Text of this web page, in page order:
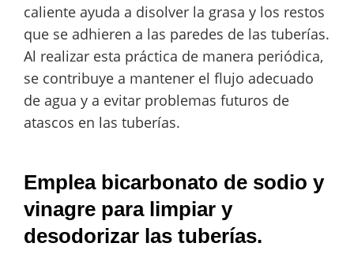
caliente ayuda a disolver la grasa y los restos
que se adhieren a las paredes de las tuberías.
Al realizar esta práctica de manera periódica,
se contribuye a mantener el flujo adecuado
de agua y a evitar problemas futuros de
atascos en las tuberías.
Emplea bicarbonato de sodio y
vinagre para limpiar y
desodorizar las tuberías.